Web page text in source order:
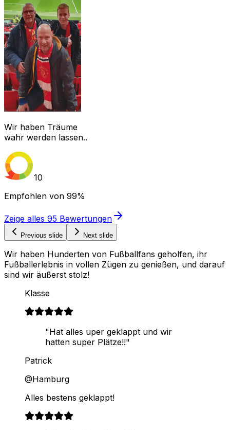
Wir haben Träume
wahr werden lassen..
10
Empfohlen von 99%
Zeige alles 95 Bewertungen
Previous slide Next slide
Wir haben Hunderten von Fußballfans geholfen, ihr
Fußballerlebnis in vollen Zügen zu genießen, und darauf
sind wir äußerst stolz!
Klasse
"Hat alles uper geklappt und wir
hatten super Plätze!!"
Patrick
@Hamburg
Alles bestens geklappt!